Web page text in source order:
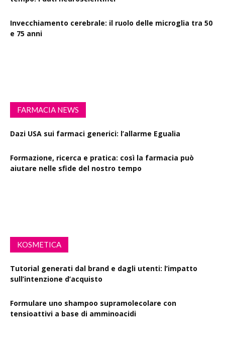
Invecchiamento cerebrale: il ruolo delle microglia tra 50
e 75 anni
FARMACIA NEWS
Dazi USA sui farmaci generici: l’allarme Egualia
Formazione, ricerca e pratica: così la farmacia può
aiutare nelle sfide del nostro tempo
KOSMETICA
Tutorial generati dal brand e dagli utenti: l’impatto
sull’intenzione d’acquisto
Formulare uno shampoo supramolecolare con
tensioattivi a base di amminoacidi